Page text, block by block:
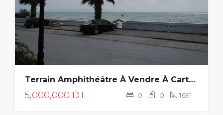
Terrain Amphithéâtre À Vendre À Carthage Amilcar
5,000,000 DT 0 0 1691